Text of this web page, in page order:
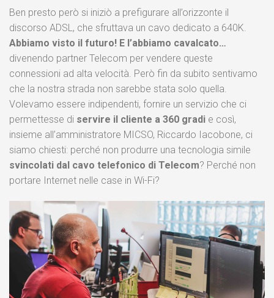
Ben presto però si iniziò a prefigurare all’orizzonte il
discorso ADSL, che sfruttava un cavo dedicato a 640K.
Abbiamo visto il futuro! E l’abbiamo cavalcato…
divenendo partner Telecom per vendere queste
connessioni ad alta velocità. Però fin da subito sentivamo
che la nostra strada non sarebbe stata solo quella.
Volevamo essere indipendenti, fornire un servizio che ci
permettesse di servire il cliente a 360 gradi e così,
insieme all’amministratore MICSO, Riccardo Iacobone, ci
siamo chiesti: perché non produrre una tecnologia simile
svincolati dal cavo telefonico di Telecom? Perché non
portare Internet nelle case in Wi-Fi?